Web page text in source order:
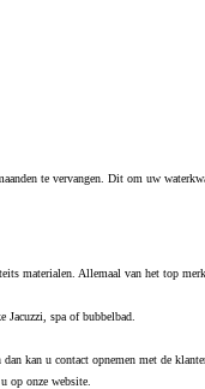
te vervangen. Dit om uw
materialen. Allemaal van het top
spa of bubbelbad.
kan u contact opnemen met de
op onze website.